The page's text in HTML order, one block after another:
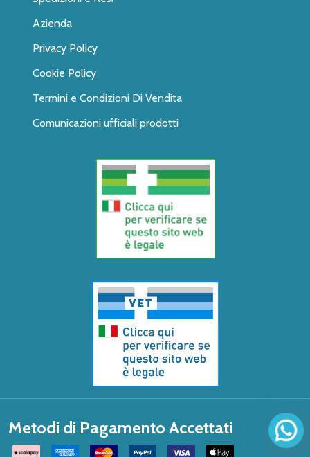
Azienda
Privacy Policy
Cookie Policy
Termini e Condizioni Di Vendita
Comunicazioni ufficiali prodotti
Metodi di Pagamento Accettati